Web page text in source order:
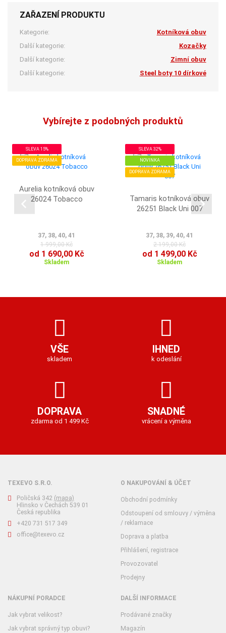
ZAŘAZENÍ PRODUKTU
Kategorie:
Kotníková obuv
Další kategorie:
Kozačky
Další kategorie:
Zimní obuv
Další kategorie:
Steel boty 10 dírkové
Vybírejte z podobných produktů
SLEVA 15%
DOPRAVA ZDRAMA
Aurelia kotníková obuv
26024 Tobacco
37, 38, 40, 41
1 999,00 Kč
od 1 690,00 Kč
Skladem
SLEVA 32%
NOVINKA
DOPRAVA ZDRAMA
Tamaris kotníková obuv
26251 Black Uni 007
37, 38, 39, 40, 41
2 199,00 Kč
od 1 499,00 Kč
Skladem
VŠE
skladem
IHNED
k odeslání
DOPRAVA
zdarma od 1 499 Kč
SNADNÉ
vrácení a výměna
TEXEVO S.R.O.
Poličská 342 (mapa)
Hlinsko v Čechách 539 01
Česká republika
+420 731 517 349
office@texevo.cz
O NAKUPOVÁNÍ & ÚČET
Obchodní podmínky
Odstoupení od smlouvy / výměna
/ reklamace
Doprava a platba
Přihlášení, registrace
Provozovatel
Prodejny
NÁKUPNÍ PORADCE
Jak vybrat velikost?
Jak vybrat správný typ obuvi?
DALŠÍ INFORMACE
Prodávané značky
Magazín